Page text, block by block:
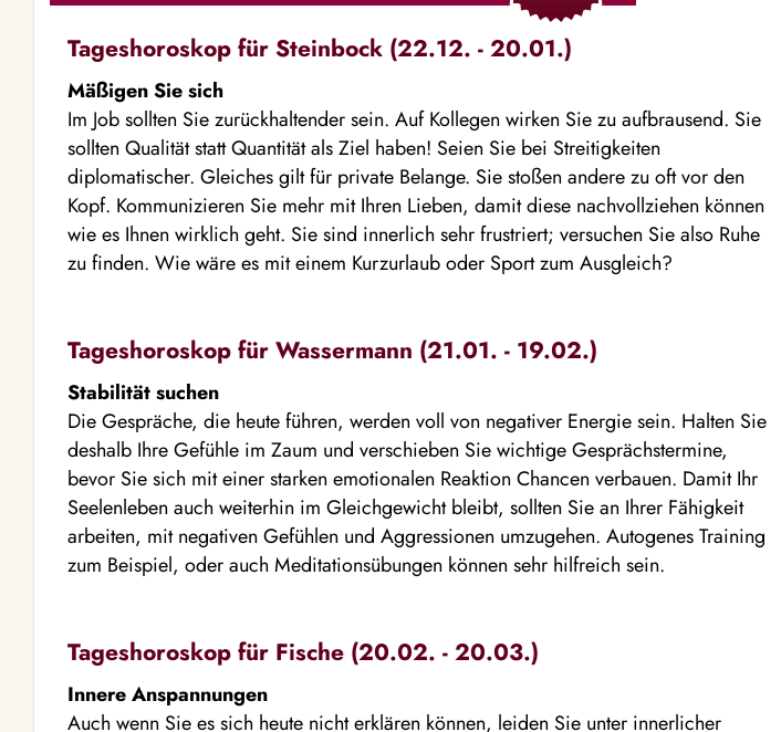
Tageshoroskop für Steinbock (22.12. - 20.01.)
Mäßigen Sie sich
Im Job sollten Sie zurückhaltender sein. Auf Kollegen wirken Sie zu aufbrausend. Sie
sollten Qualität statt Quantität als Ziel haben! Seien Sie bei Streitigkeiten
diplomatischer. Gleiches gilt für private Belange. Sie stoßen andere zu oft vor den
Kopf. Kommunizieren Sie mehr mit Ihren Lieben, damit diese nachvollziehen können
wie es Ihnen wirklich geht. Sie sind innerlich sehr frustriert; versuchen Sie also Ruhe
zu finden. Wie wäre es mit einem Kurzurlaub oder Sport zum Ausgleich?
Tageshoroskop für Wassermann (21.01. - 19.02.)
Stabilität suchen
Die Gespräche, die heute führen, werden voll von negativer Energie sein. Halten Sie
deshalb Ihre Gefühle im Zaum und verschieben Sie wichtige Gesprächstermine,
bevor Sie sich mit einer starken emotionalen Reaktion Chancen verbauen. Damit Ihr
Seelenleben auch weiterhin im Gleichgewicht bleibt, sollten Sie an Ihrer Fähigkeit
arbeiten, mit negativen Gefühlen und Aggressionen umzugehen. Autogenes Training
zum Beispiel, oder auch Meditationsübungen können sehr hilfreich sein.
Tageshoroskop für Fische (20.02. - 20.03.)
Innere Anspannungen
Auch wenn Sie es sich heute nicht erklären können, leiden Sie unter innerlicher